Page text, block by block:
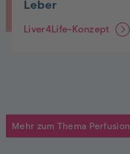
Leber
Liver4Life-Konzept
Mehr zum Thema Perfusion